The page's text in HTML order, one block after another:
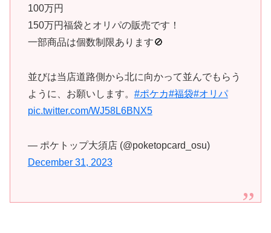
100万円
150万円福袋とオリパの販売です！
一部商品は個数制限あります🚫
並びは当店道路側から北に向かって並んでもらう
ように、お願いします。 #ポケカ#福袋#オリパ
pic.twitter.com/WJ58L6BNX5
— ポケトップ大須店 (@poketopcard_osu)
December 31, 2023